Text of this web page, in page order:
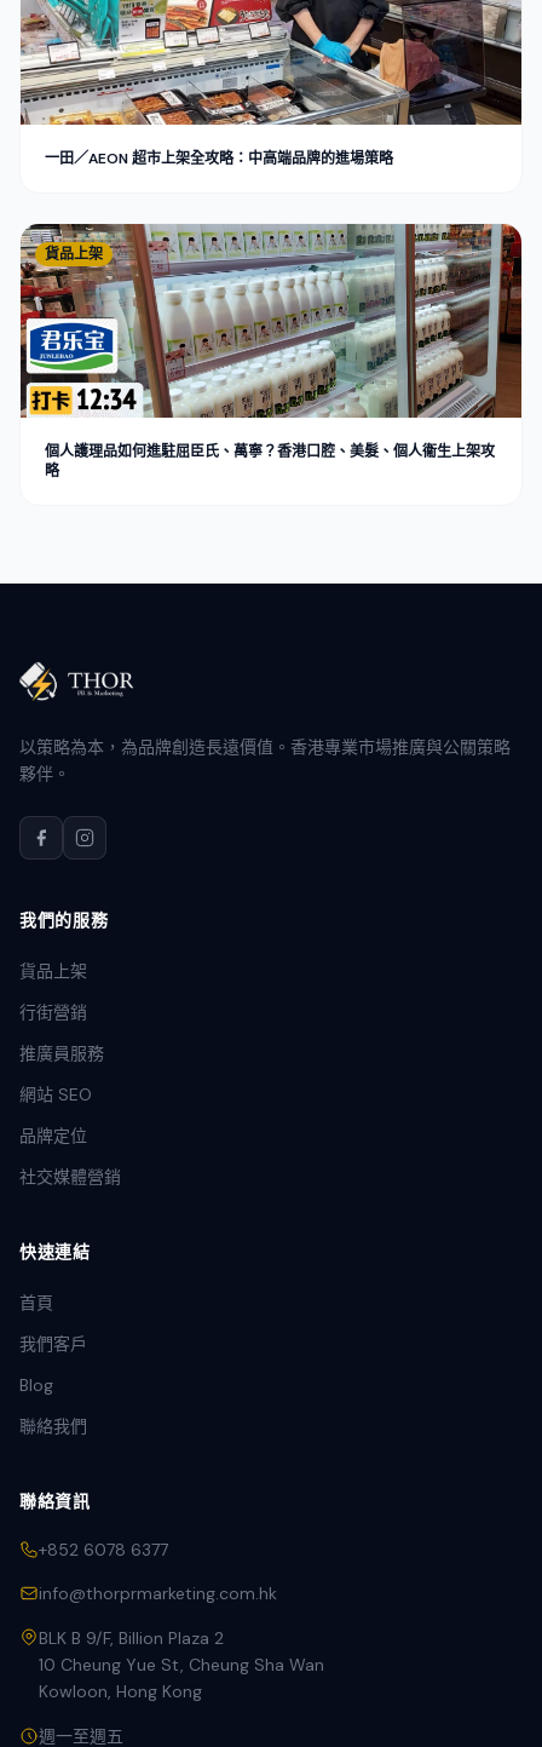
一田／AEON 超市上架全攻略：中高端品牌的進場策略
貨品上架
個人護理品如何進駐屈臣氏、萬寧？香港口腔、美髮、個人衞生上架攻
略
以策略為本，為品牌創造長遠價值。香港專業市場推廣與公關策略
夥伴。
我們的服務
貨品上架
行街營銷
推廣員服務
網站 SEO
品牌定位
社交媒體營銷
快速連結
首頁
我們客戶
Blog
聯絡我們
聯絡資訊
+852 6078 6377
info@thorprmarketing.com.hk
BLK B 9/F, Billion Plaza 2
10 Cheung Yue St, Cheung Sha Wan
Kowloon, Hong Kong
週一至週五